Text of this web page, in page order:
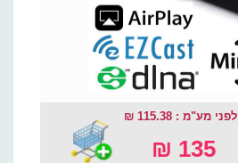
לפני מע"מ : 115.38 ₪
135 ₪